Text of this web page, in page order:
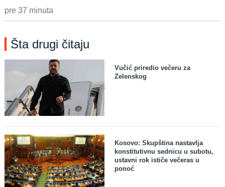
pre 37 minuta
Šta drugi čitaju
Vučić priredio večeru za
Zelenskog
Kosovo: Skupština nastavlja
konstitutivnu sednicu u subotu,
ustavni rok ističe večeras u
ponoć